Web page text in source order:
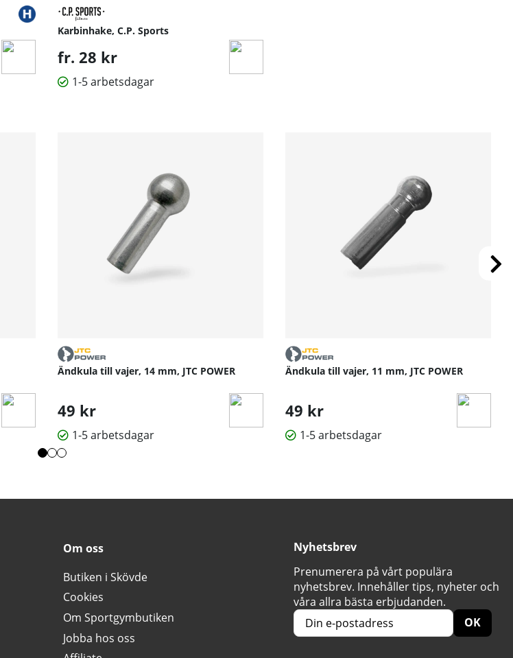
Karbinhake, C.P. Sports
fr. 28 kr
1-5 arbetsdagar
Ändkula till vajer, 14 mm, JTC POWER
49 kr
1-5 arbetsdagar
Ändkula till vajer, 11 mm, JTC POWER
49 kr
1-5 arbetsdagar
Om oss
Butiken i Skövde
Cookies
Om Sportgymbutiken
Jobba hos oss
Nyhetsbrev
Prenumerera på vårt populära
nyhetsbrev. Innehåller tips, nyheter och
våra allra bästa erbjudanden.
OK